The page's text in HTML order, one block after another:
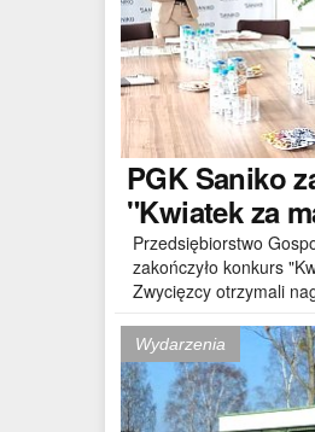
PGKSaniko
"Kwiatek za
Przedsiębiorstwo
zakończyło konkurs
Zwycięzcy otrzymali
Wydarzenia